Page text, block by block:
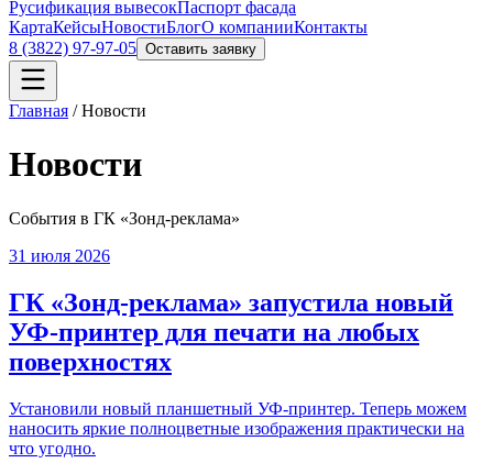
Русификация вывесокПаспорт фасада
КартаКейсыНовостиБлогО компанииКонтакты
8 (3822) 97-97-05 Оставить заявку
Главная /Новости
Новости
События в ГК «Зонд-реклама»
31 июля 2026
ГК «Зонд-реклама» запустила новый
УФ-принтер для печати на любых
поверхностях
Установили новый планшетный УФ-принтер. Теперь можем
наносить яркие полноцветные изображения практически на
что угодно.